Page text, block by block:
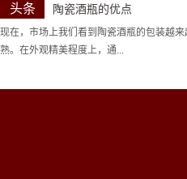
头条 陶瓷酒瓶的优点
现在，市场上我们看到陶瓷酒瓶的包装越
熟。在外观精美程度上，通...